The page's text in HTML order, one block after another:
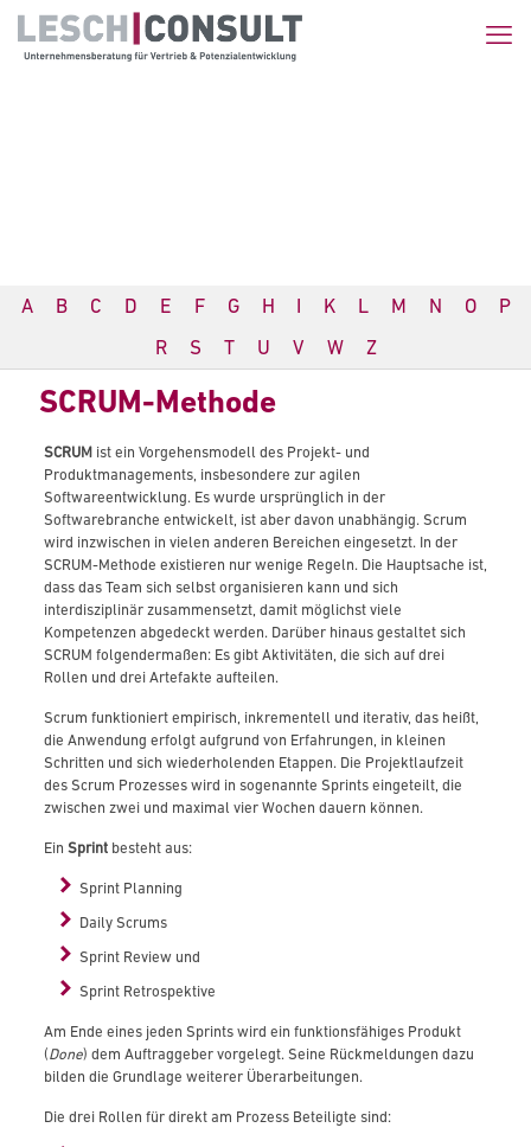
A B C D E F G H I K L M N O
P
R
S T U V W Z
SCRUM-Methode
SCRUMist ein Vorgehensmodell des Projekt- und
Produktmanagements, insbesondere zur agilen
Softwareentwicklung. Es wurde ursprünglich in der
Softwarebranche entwickelt, ist aber davon unabhängig. Scrum
wird inzwischen in vielen anderen Bereichen eingesetzt. In der
SCRUM-Methode existieren nur wenige Regeln. Die Hauptsache ist,
dass das Team sich selbst organisieren kann und sich
interdisziplinär zusammensetzt, damit möglichst viele
Kompetenzen abgedeckt werden. Darüber hinaus gestaltet sich
SCRUM folgendermaßen: Es gibt Aktivitäten, die sich auf drei
Rollen und drei Artefakte aufteilen.
Scrum funktioniert empirisch, inkrementell und iterativ, das heißt,
die Anwendung erfolgt aufgrund von Erfahrungen, in kleinen
Schritten und sich wiederholenden Etappen. Die Projektlaufzeit
des Scrum Prozesses wird in sogenannte Sprints eingeteilt, die
zwischen zwei und maximal vier Wochen dauern können.
Ein Sprintbesteht aus:
Sprint Planning
Daily Scrums
Sprint Review und
Sprint Retrospektive
Am Ende eines jeden Sprints wird ein funktionsfähiges Produkt
(Done) dem Auftraggeber vorgelegt. Seine Rückmeldungen dazu
bilden die Grundlage weiterer Überarbeitungen.
Die drei Rollen für direkt am Prozess Beteiligte sind: